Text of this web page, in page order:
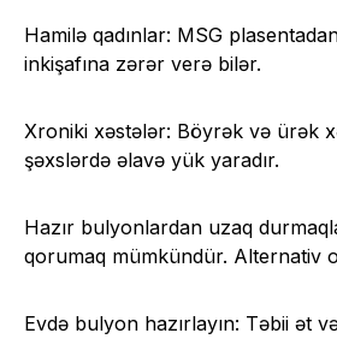
Hamilə qadınlar: MSG
inkişafına zərər verə bilər.
Xroniki xəstələr: Böyrək və ürək
şəxslərdə əlavə yük yaradır.
Hazır bulyonlardan uzaq durmaqla
qorumaq mümkündür. Alternativ
Evdə bulyon hazırlayın: Təbii ət